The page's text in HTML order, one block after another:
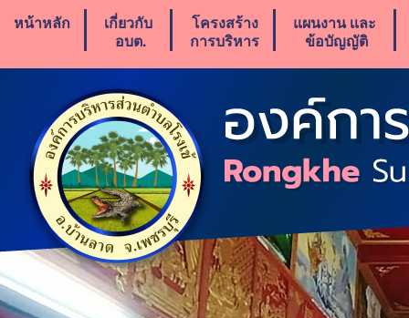
หน้าหลัก
เกี่ยวกับ
อบต.
โครงสร้าง
การบริหาร
แผนงาน เเละ
ข้อบัญญัติ